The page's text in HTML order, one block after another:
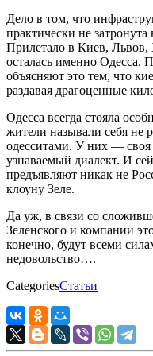
Дело в том, что
практически не
Прилетало в Киев, Львов,
осталась именно Одесса.
объясняют это тем, что
раздавая драгоценные
Одесса всегда стояла
жители называли себя не
одесситами. У них — своя
узнаваемый диалект. И
предъявляют никак не
клоуну Зеле.
Да уж, в связи со
Зеленского и компании
конечно, будут всеми
недовольство….
CategoriesСтатьи